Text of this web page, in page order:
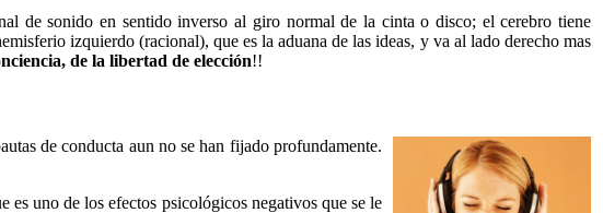
de sonido en sentido inverso al giro normal de la cinta o disco; el cerebro tiene
izquierdo (racional), que es la aduana de las ideas, y va al lado derecho mas
de la libertad de elección!!
de conducta aun no se han fijado profundamente.
uno de los efectos psicológicos negativos que se le